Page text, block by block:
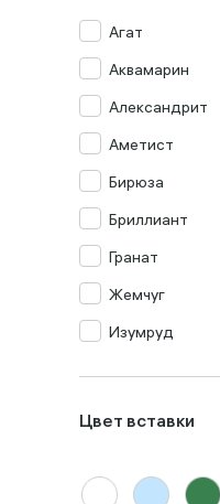
Агат
Аквамарин
Александрит
Аметист
Бирюза
Бриллиант
Гранат
Жемчуг
Изумруд
Лондон-топаз
Цвет вставки